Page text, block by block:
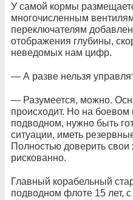
У самой кормы
многочисленным
переключателям
отображения глубины,
неведомых нам цифр.
— А разве нельзя
— Разумеется, можно.
происходит. Но на боевом
подводном, нужно быть
ситуации, иметь
Полностью доверить
рискованно.
Главный корабельный
подводном флоте 15 лет, с